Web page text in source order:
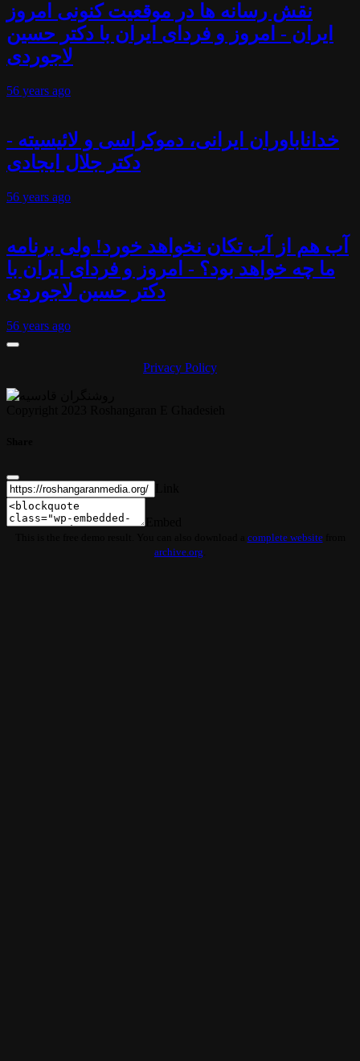
نقش رسانه ها در موقعیت کنونی امروز
ایران - امروز و فردای ایران با دکتر حسین
لاجوردی
56 years ago
خداناباوران ایرانی، دموکراسی و لائیسیته -
دکتر جلال ایجادی
56 years ago
آب هم از آب تکان نخواهد خورد! ولی برنامه
ما چه خواهد بود؟ - امروز و فردای ایران با
دکتر حسین لاجوردی
56 years ago
Privacy Policy
complete websitefrom
archive.org